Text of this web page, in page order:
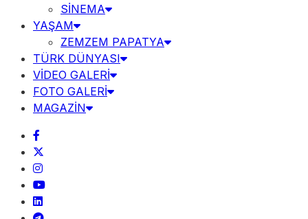
SİNEMA
YAŞAM
ZEMZEM PAPATYA
TÜRK DÜNYASI
VİDEO GALERİ
FOTO GALERİ
MAGAZİN